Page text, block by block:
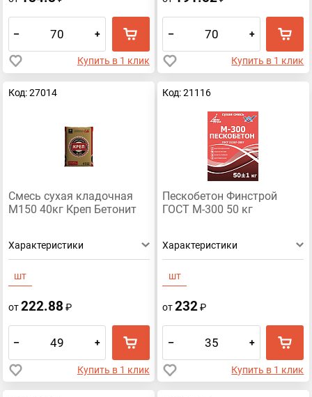
– +
Купить в 1 клик
– +
Купить в 1 клик
Код: 27014
Смесь сухая кладочная
М150 40кг Креп Бетонит
Характеристики
шт
от222.88 ₽
– +
Купить в 1 клик
Код: 21116
Пескобетон Финстрой
ГОСТ М-300 50 кг
Характеристики
шт
от232₽
– +
Купить в 1 клик